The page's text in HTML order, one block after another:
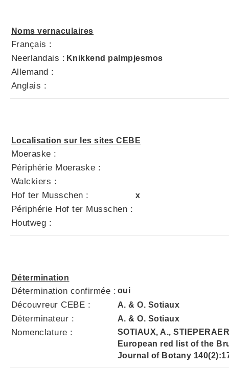
Noms vernaculaires
Français :
Neerlandais : Knikkend palmpjesmos
Allemand :
Anglais :
Localisation sur les sites CEBE
Moeraske :
Périphérie Moeraske :
Walckiers :
Hof ter Musschen :
x
Périphérie Hof ter Musschen :
Houtweg :
Détermination
Détermination confirmée : oui
Découvreur CEBE : A. & O. Sotiaux
Déterminateur : A. & O. Sotiaux
Nomenclature :
SOTIAUX, A.,
European red list of the
Journal of Botany